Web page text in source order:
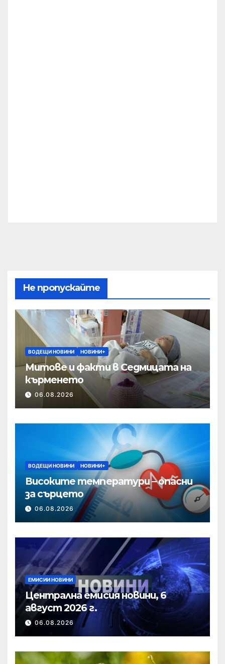
Не пропускайте
ВОДЕЩИ НОВИНИ НОВИНИ+
Митове и факти в Седмицата на
кърменето
06.08.2026
ВОДЕЩИ НОВИНИ НОВИНИ+
Високите температури – опасни
за сърцето
06.08.2026
ЕМИСИИ НОВИНИ
Централна емисия новини, 6
август 2026 г.
06.08.2026